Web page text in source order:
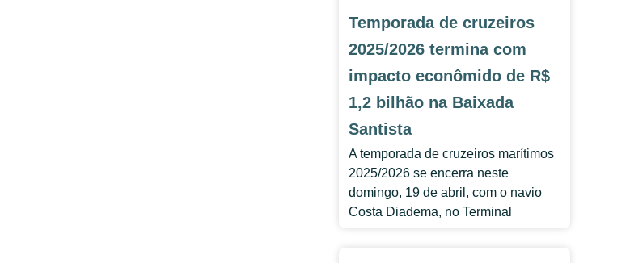
Temporada de cruzeiros
2025/2026 termina com
impacto econômido de R$
1,2 bilhão na Baixada
Santista
A temporada de cruzeiros marítimos
2025/2026 se encerra neste
domingo, 19 de abril, com o navio
Costa Diadema, no Terminal